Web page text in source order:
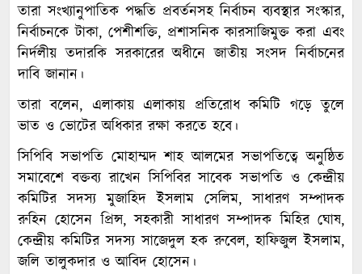
তারা সংখ্যানুপাতিক পদ্ধতি প্রবর্তনসহ নির্বাচন ব্যবস্থার সংস্কার,
নির্বাচনকে টাকা, পেশীশক্তি, প্রশাসনিক কারসাজিমুক্ত করা এবং
নির্দলীয় তদারকি সরকারের অধীনে জাতীয় সংসদ নির্বাচনের
দাবি জানান।
তারা বলেন, এলাকায় এলাকায় প্রতিরোধ কমিটি গড়ে তুলে
ভাত ও ভোটের অধিকার রক্ষা করতে হবে।
সিপিবি সভাপতি মোহাম্মদ শাহ আলমের সভাপতিত্বে অনুষ্ঠিত
সমাবেশে বক্তব্য রাখেন সিপিবির সাবেক সভাপতি ও কেন্দ্রীয়
কমিটির সদস্য মুজাহিদ ইসলাম সেলিম, সাধারণ সম্পাদক
রুহিন হোসেন প্রিন্স, সহকারী সাধারণ সম্পাদক মিহির ঘোষ,
কেন্দ্রীয় কমিটির সদস্য সাজেদুল হক রুবেল, হাফিজুল ইসলাম,
জলি তালুকদার ও আবিদ হোসেন।